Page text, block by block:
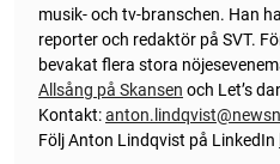
musik- och tv-branschen. Han
reporter och redaktör på SVT.
bevakat flera stora
Allsång på Skansen och Let’s
Kontakt:
Följ Anton Lindqvist på LinkedIn